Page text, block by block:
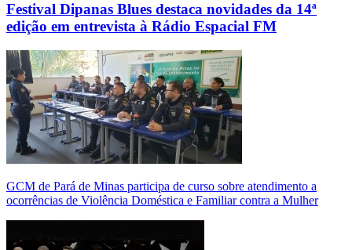
Festival Dipanas Blues destaca novidades da 14ª
edição em entrevista à Rádio Espacial FM
GCM de Pará de Minas participa de curso sobre atendimento a
ocorrências de Violência Doméstica e Familiar contra a Mulher